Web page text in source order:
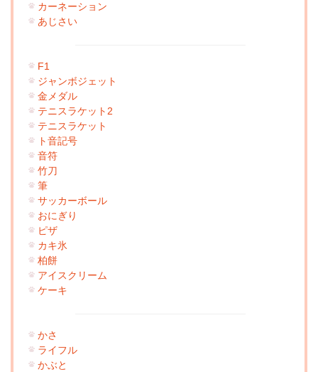
カーネーション
あじさい
F1
ジャンボジェット
金メダル
テニスラケット2
テニスラケット
ト音記号
音符
竹刀
筆
サッカーボール
おにぎり
ピザ
カキ氷
柏餅
アイスクリーム
ケーキ
かさ
ライフル
かぶと